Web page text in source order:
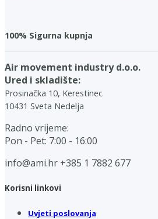
100% Sigurna kupnja
Air movement industry d.o.o.
Ured i skladište:
Prosinačka 10, Kerestinec
10431 Sveta Nedelja
Radno vrijeme:
Pon - Pet: 7:00 - 16:00
info@ami.hr +385 1 7882 677
Korisni linkovi
Uvjeti poslovanja